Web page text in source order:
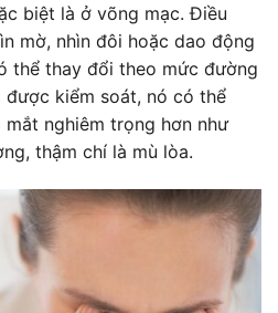
biệt là ở võng mạc. Điều
mờ, nhìn đôi hoặc dao động
thể thay đổi theo mức đường
được kiểm soát, nó có thể
nghiêm trọng hơn như
thậm chí là mù lòa.